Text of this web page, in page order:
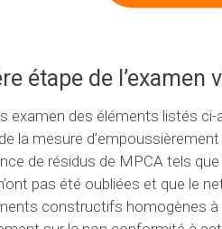
étape de l’examen
examen des éléments listés
la mesure
de résidus de MPCA tels
pas été oubliées et que le
constructifs homogènes